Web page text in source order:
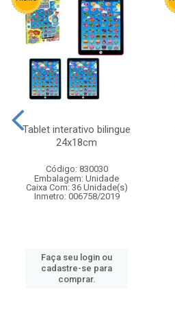
Tablet interativo bilingue
24x18cm
Código: 830030
Embalagem: Unidade
Caixa Com: 36 Unidade(s)
Inmetro: 006758/2019
Faça seu login ou
cadastre-se para
comprar.